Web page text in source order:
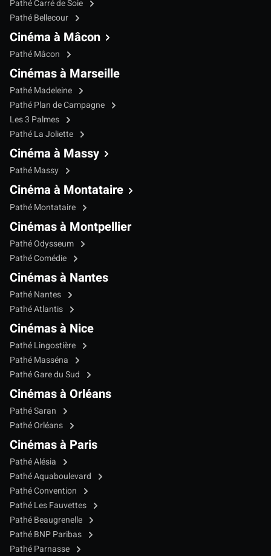
Pathé Carré de Soie
Pathé Bellecour
Cinéma à Mâcon
Pathé Mâcon
Cinémas à Marseille
Pathé Madeleine
Pathé Plan de Campagne
Les 3 Palmes
Pathé La Joliette
Cinéma à Massy
Pathé Massy
Cinéma à Montataire
Pathé Montataire
Cinémas à Montpellier
Pathé Odysseum
Pathé Comédie
Cinémas à Nantes
Pathé Nantes
Pathé Atlantis
Cinémas à Nice
Pathé Lingostière
Pathé Masséna
Pathé Gare du Sud
Cinémas à Orléans
Pathé Saran
Pathé Orléans
Cinémas à Paris
Pathé Alésia
Pathé Aquaboulevard
Pathé Convention
Pathé Les Fauvettes
Pathé Beaugrenelle
Pathé BNP Paribas
Pathé Parnasse